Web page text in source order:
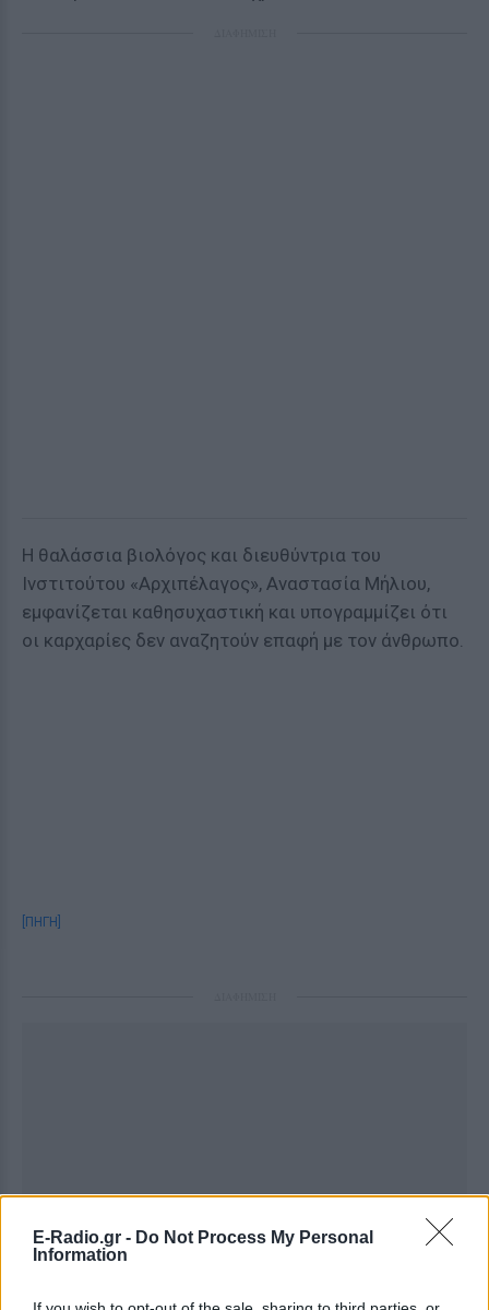
E-Radio.gr - Do Not Process My Personal
Information
Η θαλάσσια βιολόγος και διευθύντρια του
Ινστιτούτου «Αρχιπέλαγος», Αναστασία Μήλιου,
εμφανίζεται καθησυχαστική και υπογραμμίζει ότι
οι καρχαρίες δεν αναζητούν επαφή με τον άνθρωπο.
[ΠΗΓΗ]